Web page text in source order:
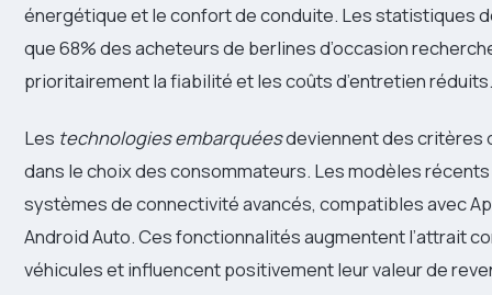
énergétique et le confort de conduite. Les statistiques
que 68% des acheteurs de berlines d’occasion
prioritairement la fiabilité et les coûts d’entretien réduits.
Les technologies embarquéesdeviennent des critères
dans le choix des consommateurs. Les modèles
systèmes de connectivité avancés, compatibles avec
Android Auto. Ces fonctionnalités augmentent l’attrait
véhicules et influencent positivement leur valeur de